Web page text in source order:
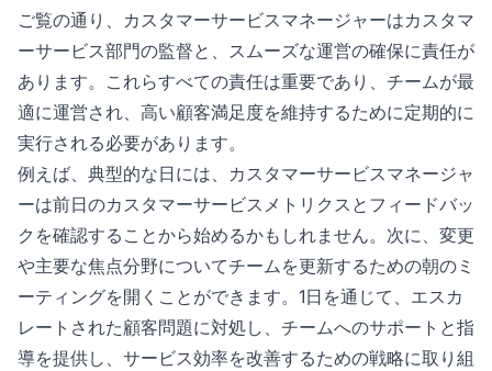
ご覧の通り、カスタマーサービスマネージャーはカスタマ
ーサービス部門の監督と、スムーズな運営の確保に責任が
あります。これらすべての責任は重要であり、チームが最
適に運営され、高い顧客満足度を維持するために定期的に
実行される必要があります。
例えば、典型的な日には、カスタマーサービスマネージャ
ーは前日のカスタマーサービスメトリクスとフィードバッ
クを確認することから始めるかもしれません。次に、変更
や主要な焦点分野についてチームを更新するための朝のミ
ーティングを開くことができます。1日を通じて、エスカ
レートされた顧客問題に対処し、チームへのサポートと指
導を提供し、サービス効率を改善するための戦略に取り組